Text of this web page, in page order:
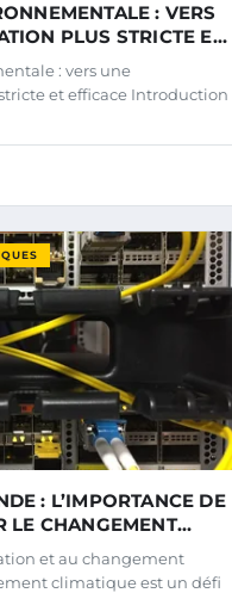
: VERS
PLUS STRICTE ET
: vers une
et efficace Introduction
: L’IMPORTANCE DE
LE CHANGEMENT
et au changement
climatique est un défi